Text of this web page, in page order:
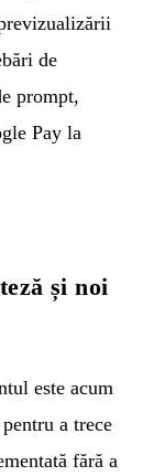
de
prompt,
Pay la
și noi
este acum
a trece
fără a